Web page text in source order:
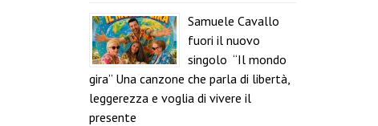
Samuele Cavallo
fuori il nuovo
singolo “Il mondo
gira” Una canzone che parla di libertà,
leggerezza e voglia di vivere il
presente